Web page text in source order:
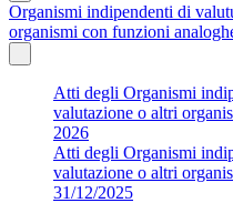
Organismi indipendenti di
organismi con funzioni
Atti degli Organismi
valutazione o altri
2026
Atti degli Organismi
valutazione o altri
31/12/2025